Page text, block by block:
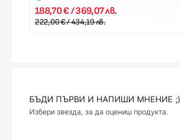
188,70 € / 369,07 лв.
222,00 € / 434,19 лв.
БЪДИ ПЪРВИ И НАПИШИ МНЕНИЕ ;)
Избери звезда, за да оцениш продукта.